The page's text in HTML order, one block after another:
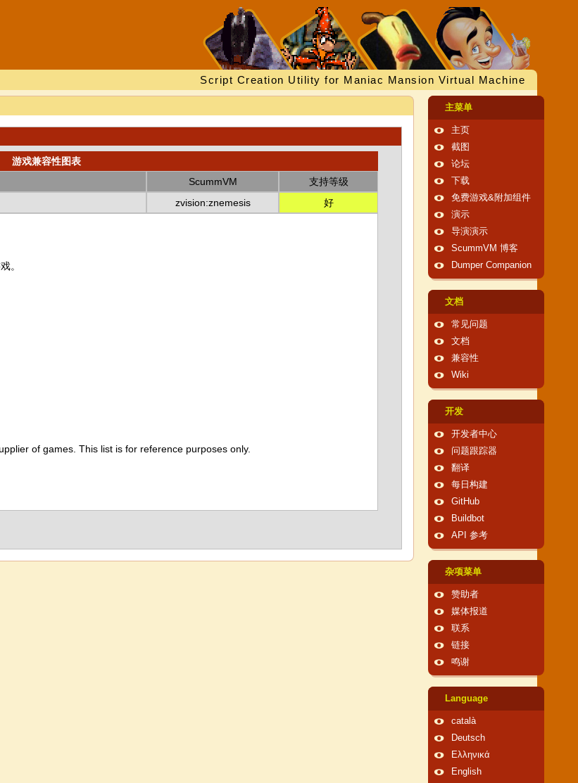
Script Creation Utility for Maniac Mansion Virtual Machine
游戏兼容性图表
ScummVM
支持等级
zvision:znemesis 好
。
of games. This list is for reference purposes only.
主菜单
主页
截图
论坛
下载
免费游戏&附加组件
演示
导演演示
ScummVM 博客
Dumper Companion
文档
常见问题
文档
兼容性
Wiki
开发
开发者中心
问题跟踪器
翻译
每日构建
GitHub
Buildbot
API 参考
杂项菜单
赞助者
媒体报道
联系
链接
鸣谢
Language
català
Deutsch
Ελληνικά
English